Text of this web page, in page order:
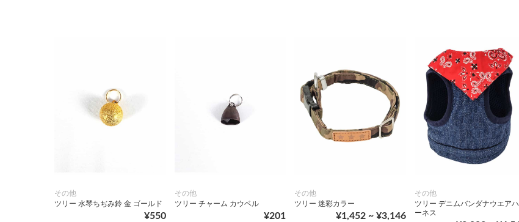
その他
ツリー 水琴ちぢみ鈴 金 ゴールド
¥550
その他
ツリー チャーム カウベル
¥201
その他
ツリー 迷彩カラー
¥1,452 ~ ¥3,146
その他
ツリー デニムバンダナウエアハ
ーネス